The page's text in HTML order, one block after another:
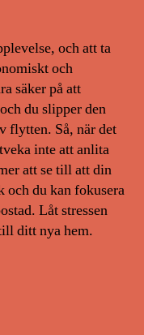
och att ta
och
säker på att
du slipper den
flytten. Så, när det
inte att anlita
att se till att din
och du kan fokusera
Låt stressen
ditt nya hem.